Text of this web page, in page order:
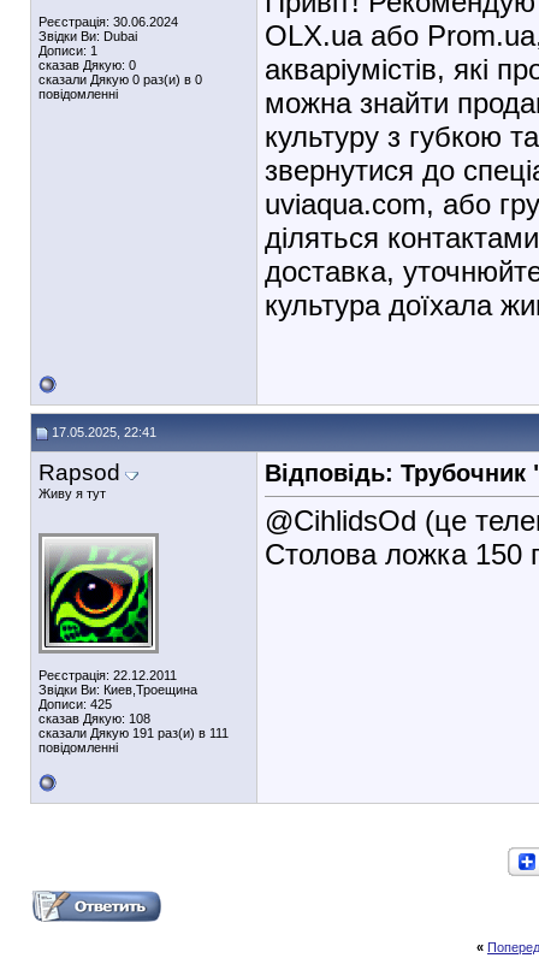
Реєстрація: 30.06.2024
Звідки Ви: Dubai
Дописи: 1
сказав Дякую: 0
сказали Дякую 0 раз(и) в 0
повідомленні
OLX.ua або
акваріумістів, які
можна знайти
культуру з губкою
звернутися до
uviaqua.com, або
діляться
доставка,
культура доїхала
17.05.2025, 22:41
Rapsod
Живу я тут
Реєстрація: 22.12.2011
Звідки Ви: Киев,Троещина
Дописи: 425
сказав Дякую: 108
сказали Дякую 191 раз(и) в 111
повідомленні
Відповідь:
@CihlidsOd (це
Столова ложка 150
«